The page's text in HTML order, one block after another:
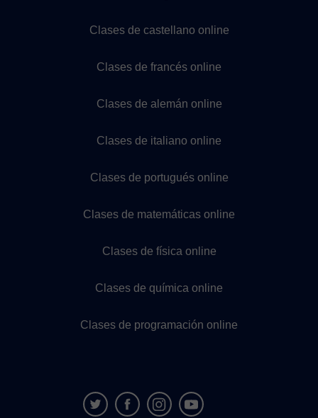
Clases de castellano online
Clases de francés online
Clases de alemán online
Clases de italiano online
Clases de portugués online
Clases de matemáticas online
Clases de física online
Clases de química online
Clases de programación online